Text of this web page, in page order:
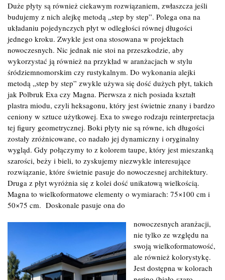
Duże płyty są również ciekawym rozwiązaniem, zwłaszcza jeśli
budujemy z nich alejkę metodą „step by step”. Polega ona na
układaniu pojedynczych płyt w odległości równej długości
jednego kroku. Zwykle jest ona stosowana w projektach
nowoczesnych. Nic jednak nie stoi na przeszkodzie, aby
wykorzystać ją również na przykład w aranżacjach w stylu
śródziemnomorskim czy rustykalnym. Do wykonania alejki
metodą „step by step” zwykle używa się dość dużych płyt, takich
jak Polbruk Exa czy Magna. Pierwsza z nich posiada kształt
plastra miodu, czyli heksagonu, który jest świetnie znany i bardzo
ceniony w sztuce użytkowej. Exa to swego rodzaju reinterpretacja
tej figury geometrycznej. Boki płyty nie są równe, ich długości
zostały zróżnicowane, co nadało jej dynamiczny i oryginalny
wygląd. Gdy połączymy to z kolorem taupe, który jest mieszanką
szarości, beży i bieli, to zyskujemy niezwykle interesujące
rozwiązanie, które świetnie pasuje do nowoczesnej architektury.
Druga z płyt wyróżnia się z kolei dość unikatową wielkością.
Magna to wielkoformatowe elementy o wymiarach: 75×100 cm i
50×75 cm. Doskonale pasuje ona do
nowoczesnych aranżacji,
nie tylko ze względu na
swoją wielkoformatowość,
ale również kolorystykę.
Jest dostępna w kolorach